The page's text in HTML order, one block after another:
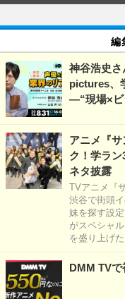
編
神谷浩史
pictures、
―“現場×ビ
アニメ『
ク！学ラ
ネタ披露
TVアニメ『
渋谷で街頭
妹を探す設
がスペシャ
を盛り上げた
DMM TVで